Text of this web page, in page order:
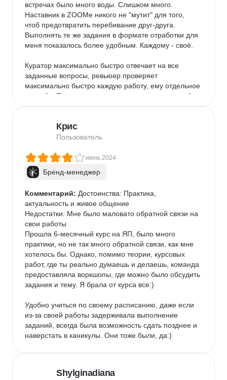
встречах было много воды. Слишком много.
Наставник в ZOOMе никого не "мутит" для того,
чтоб предотвратить перебивание друг-друга.
Выполнять те же задания в формате отработки для
меня показалось более удобным. Каждому - своё.
Куратор максимально быстро отвечает на все
заданные вопросы, ревьюер проверяет
максимально быстро каждую работу, ему отдельное
спасибо. При написании диплома допустил ошибки,
меня как их отработать, чтоб у него не возникло
вопросов. Проверяется работа так же, очень
работы для ревью.
Отдельно упомяну доску Miro, где пришлось
не понятно и разбираться приходится на уровне
интуиции и прокликивания всего ( С ней учили
работать на встрече онлайн, по этому претензии
только ко мне ).
В общем формате курса полностью доволен, за
исключением вылезающих людей, которые мешают
слушать наставника, но ЯП никак не может этому
противостоять и я его понимаю.
разу не дал сбой. Тренажеры выведены в формате
геймификации, что предоставляет достаточно
расслабляющее обучение. Нет ощущения, что я
нажму не туда, мне поставят 2 и я опустив голову
неправ, в чем, а так же что лучше выбрать.
Крис
Пользователь
июнь 2024
Бренд-менеджер
Комментарий: Достоинства: Практика,
актуальность и живое общение
Недостатки: Мне было маловато обратной связи на
свои работы
Прошла 6-месячный курс на ЯП, было много
практики, но не так много обратной связи, как мне
хотелось бы. Однако, помимо теории, курсовых
работ, где ты реально думаешь и делаешь, команда
предоставляла воркшопы, где можно было обсудить
задания и тему. Я брала от курса все:)
Удобно учиться по своему расписанию, даже если
из-за своей работы задерживала выполнение
заданий, всегда была возможность сдать позднее и
наверстать в каникулы. Они тоже были, да:)
Shylginadiana